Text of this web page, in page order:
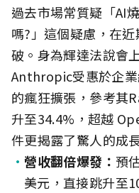
過去市場常質疑「AI
嗎?」這個疑慮，在
破。身為輝達法說會
Anthropic受惠於企
的瘋狂擴張，參考其
升至34.4%，超越
件更揭露了驚人的成
營收翻倍爆發 ： 預
美元，直接跳升至